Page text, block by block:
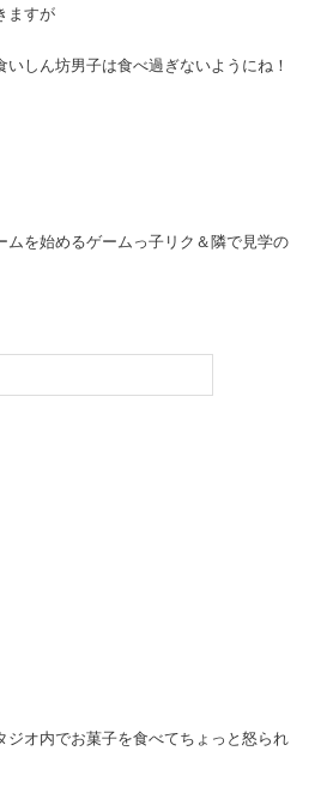
ますが
しん坊男子は食べ過ぎないようにね！
ムを始めるゲームっ子リク＆隣で見学の
ジオ内でお菓子を食べてちょっと怒られ